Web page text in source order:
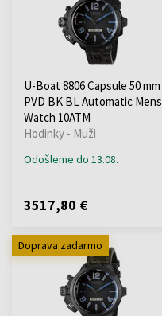
U-Boat 8806 Capsule 50 mm
PVD BK BL Automatic Mens
Watch 10ATM
Hodinky - Muži
Odošleme do 13.08.
3517,80 €
Doprava zadarmo